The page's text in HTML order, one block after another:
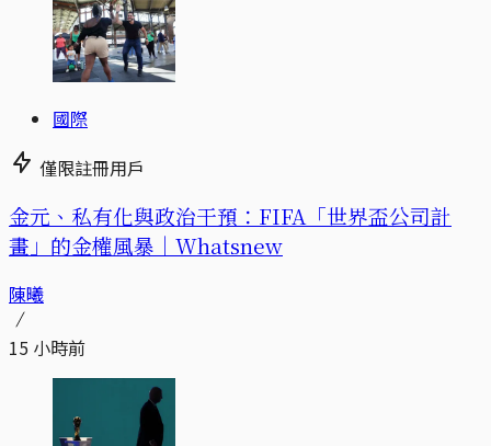
國際
僅限註冊用戶
金元、私有化與政治干預：FIFA「世界盃公司計
畫」的金權風暴｜Whatsnew
陳曦
15 小時前